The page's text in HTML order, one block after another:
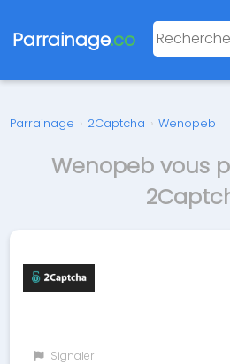
Parrainage.co
Parrainage › 2Captcha › Wenopeb
Wenopeb vous
Signaler